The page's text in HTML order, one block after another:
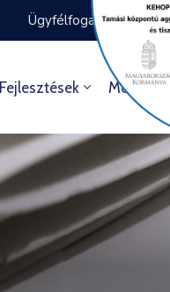
Ügyfélfogadás rendje
Fejlesztések Média